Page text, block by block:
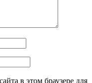
в этом браузере для